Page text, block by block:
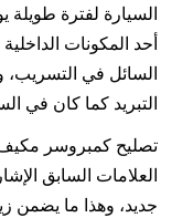
السيارة لفترة طويلة
أحد المكونات
السائل في التسريب،
التبريد كما كان في
تصليح كمبروسر
العلامات السابق
جديد، وهذا ما يضمن